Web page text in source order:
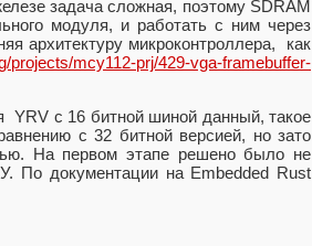
задача сложная, поэтому SDRAM
модуля, и работать с ним через
архитектуру микроконтроллера, как
projects/mcy112-prj/429-vga-framebuffer-
YRV с 16 битной шиной данный, такое
с 32 битной версией, но зато
На первом этапе решено было не
По документации на Embedded Rust